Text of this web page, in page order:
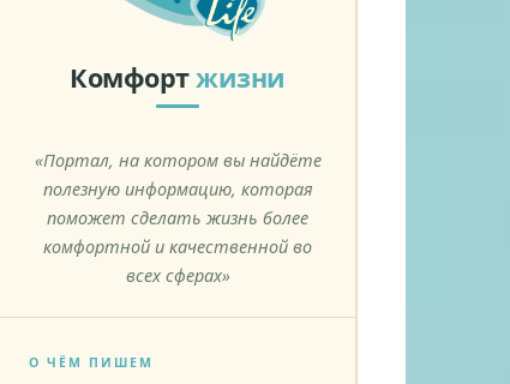
Комфортжизни
«Портал, на котором вы найдёте
полезную информацию, которая
поможет сделать жизнь более
комфортной и качественной во
всех сферах»
О ЧЁМ ПИШЕМ